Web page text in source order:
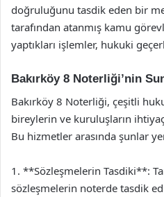
doğruluğunu tasdik eden bir
tarafından atanmış kamu
yaptıkları işlemler, hukuki
Bakırköy 8 Noterliği’nin
Bakırköy 8 Noterliği, çeşitli
bireylerin ve kuruluşların
Bu hizmetler arasında şunlar
1. **Sözleşmelerin Tasdiki**:
sözleşmelerin noterde tasdik